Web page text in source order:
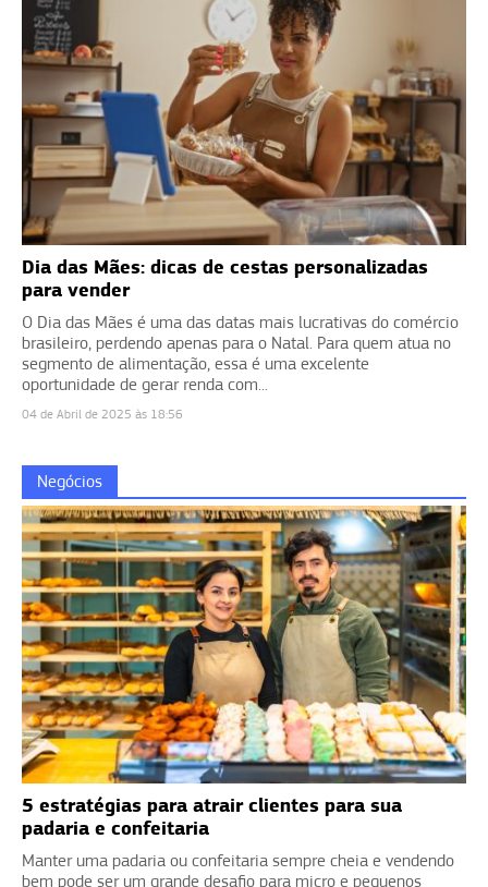
Dia das Mães: dicas de cestas personalizadas
para vender
O Dia das Mães é uma das datas mais lucrativas do comércio
brasileiro, perdendo apenas para o Natal. Para quem atua no
segmento de alimentação, essa é uma excelente
oportunidade de gerar renda com...
04 de Abril de 2025 às 18:56
Negócios
5 estratégias para atrair clientes para sua
padaria e confeitaria
Manter uma padaria ou confeitaria sempre cheia e vendendo
bem pode ser um grande desafio para micro e pequenos